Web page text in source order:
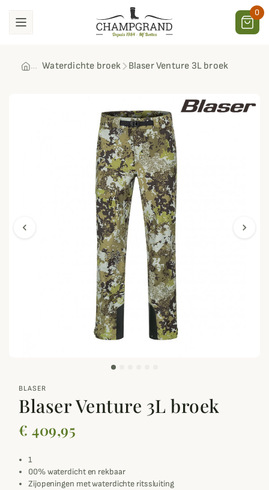
0
Waterdichte broek Blaser Venture 3L broek
chevron_left chevron_right
BLASER
Blaser Venture 3L broek
€ 409,95
1
00% waterdicht en rekbaar
Zijopeningen met waterdichte ritssluiting